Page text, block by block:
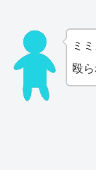
ミ
殴